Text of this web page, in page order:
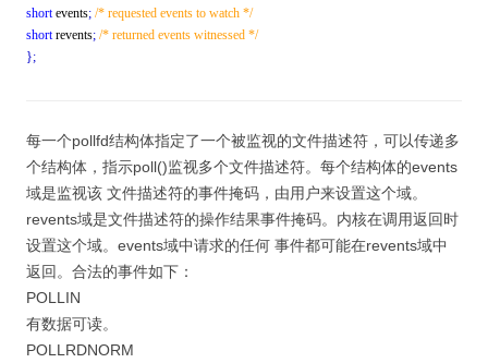
shortevents; /* requested events to watch */
shortrevents; /* returned events witnessed */
};
每一个pollfd结构体指定了一个被监视的文件描述符，可以传递多
个结构体，指示poll()监视多个文件描述符。每个结构体的events
域是监视该 文件描述符的事件掩码，由用户来设置这个域。
revents域是文件描述符的操作结果事件掩码。内核在调用返回时
设置这个域。events域中请求的任何 事件都可能在revents域中
返回。合法的事件如下：
POLLIN
有数据可读。
POLLRDNORM